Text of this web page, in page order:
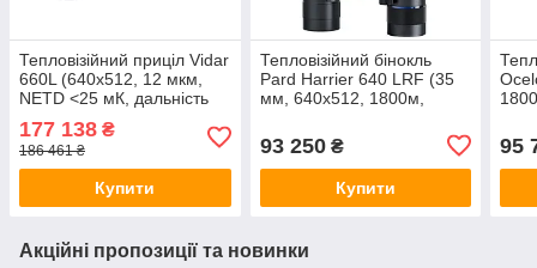
Тепловізійний приціл Vidar
660L (640x512, 12 мкм,
NETD <25 мК, дальність
177 138 ₴
186 461 ₴
Купити
Тепловізійний бінокль
Pard Harrier 640 LRF (35
мм, 640х512, 1800м,
далекомір)
93 250₴
Купити
95
Акційні пропозиції та новинки